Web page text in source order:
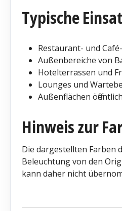
Typische
Restaurant- und
Außenbereiche von
Hotelterrassen und
Lounges und
Außenflächen
Hinweis zur
Die dargestellten Farben
Beleuchtung von den
kann daher nicht